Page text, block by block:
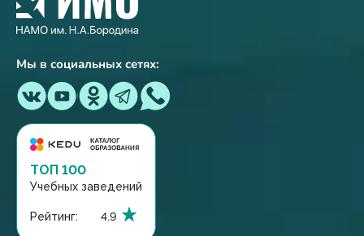
Мы в социальных сетях:
ТОП 100
Учебных заведений
Рейтинг: 4.9